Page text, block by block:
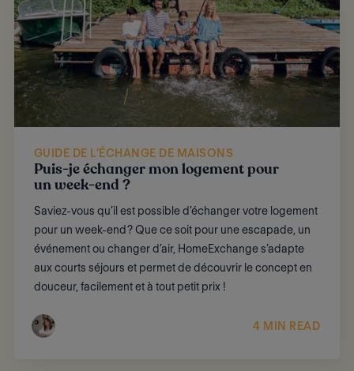
GUIDE DE L’ÉCHANGE DE MAISONS
Puis-je échanger mon logement pour
un week-end ?
Saviez-vous qu’il est possible d’échanger votre logement
pour un week-end ? Que ce soit pour une escapade, un
événement ou changer d’air, HomeExchange s’adapte
aux courts séjours et permet de découvrir le concept en
douceur, facilement et à tout petit prix !
4 MIN READ